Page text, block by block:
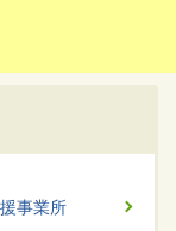
事業所